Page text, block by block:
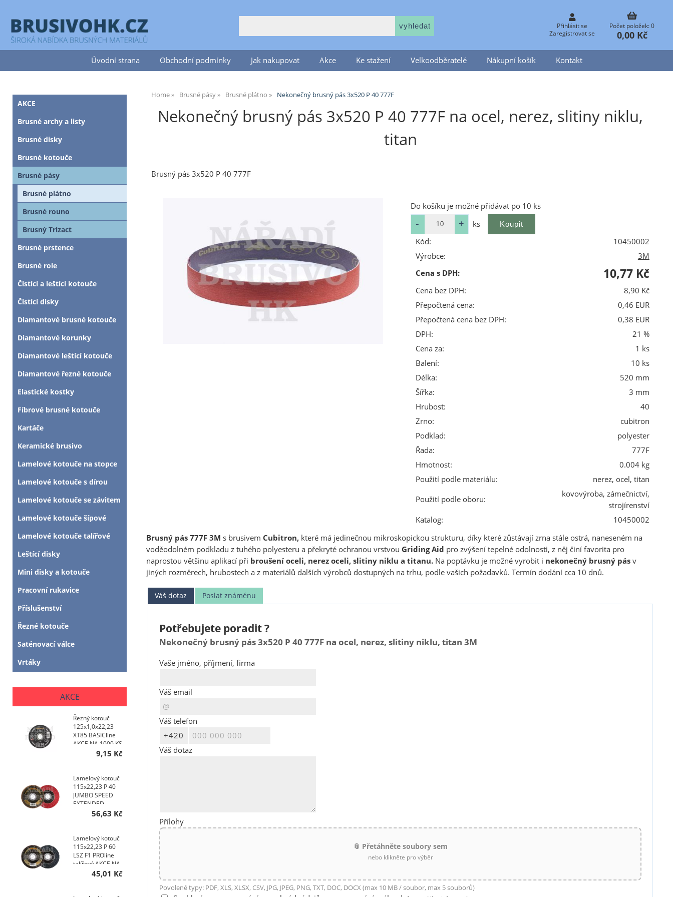
Přihlásit se
Zaregistrovat se
Počet položek: 0
0,00 Kč
Úvodní strana Obchodní podmínky Jak nakupovat Akce Ke stažení Velkoodběratelé Nákupní košík Kontakt
Home Brusné pásy Brusné plátno Nekonečný brusný pás 3x520 P 40 777F
Nekonečný brusný pás 3x520 P 40 777F na ocel, nerez, slitiny niklu,
titan
Brusný pás 3x520 P 40 777F
Do košíku je možné přidávat po 10 ks
ks
Kód:
10450002
Výrobce:
3M
Cena s DPH:
10,77 Kč
Cena bez DPH:
8,90 Kč
Přepočtená cena:
0,46 EUR
Přepočtená cena bez DPH:
0,38 EUR
DPH:
21 %
Cena za:
1 ks
Balení:
10 ks
Délka:
520 mm
Šířka:
3 mm
Hrubost:
40
Zrno:
cubitron
Podklad:
polyester
Řada:
777F
Hmotnost:
0.004 kg
Použití podle materiálu:
nerez, ocel, titan
Použití podle oboru:
kovovýroba, zámečnictví,
strojírenství
Katalog:
10450002
Brusný pás 777F 3M s brusivem Cubitron, které má jedinečnou mikroskopickou strukturu, díky které zůstávají zrna stále ostrá, naneseném na
voděodolném podkladu z tuhého polyesteru a překryté ochranou vrstvou Griding Aid pro zvýšení tepelné odolnosti, z něj činí favorita pro
naprostou většinu aplikací při broušení oceli, nerez oceli, slitiny niklu a titanu. Na poptávku je možné vyrobit i nekonečný brusný pásv
jiných rozměrech, hrubostech a z materiálů dalších výrobců dostupných na trhu, podle vašich požadavků. Termín dodání cca 10 dnů.
Váš dotaz Poslat známénu
Potřebujete poradit ?
Nekonečný brusný pás 3x520 P 40 777F na ocel, nerez, slitiny niklu, titan 3M
Vaše jméno, příjmení, firma
Váš email
Váš telefon
Váš dotaz
Přílohy
📎 Přetáhněte soubory sem
nebo klikněte pro výběr
Povolené typy: PDF, XLS, XLSX, CSV, JPG, JPEG, PNG, TXT, DOC, DOCX (max 10 MB / soubor, max 5 souborů)
AKCE
Brusné archy a listy
Brusné disky
Brusné kotouče
Brusné pásy
Brusné plátno
Brusné rouno
Brusný Trizact
Brusné prstence
Brusné role
Čistící a leštící kotouče
Čistící disky
Diamantové brusné kotouče
Diamantové korunky
Diamantové leštící kotouče
Diamantové řezné kotouče
Elastické kostky
Fíbrové brusné kotouče
Kartáče
Keramické brusivo
Lamelové kotouče na stopce
Lamelové kotouče s dírou
Lamelové kotouče se závitem
Lamelové kotouče šípové
Lamelové kotouče talířové
Leštící disky
Mini disky a kotouče
Pracovní rukavice
Příslušenství
Řezné kotouče
Saténovací válce
Vrtáky
AKCE
Řezný kotouč
125x1,0x22,23
XT85 BASICline
AKCE NA 1000 KS
9,15 Kč
Lamelový kotouč
115x22,23 P 40
JUMBO SPEED
EXTENDED
TOPline talířový
56,63 Kč
Lamelový kotouč
115x22,23 P 60
LSZ F1 PROline
talířový AKCE NA
200 KS45,01 Kč